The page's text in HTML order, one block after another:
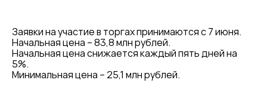
Заявки на участие в торгах принимаются с 7 июня.
Начальная цена – 83,8 млн рублей.
Начальная цена снижается каждый пять дней на
5%.
Минимальная цена – 25,1 млн рублей.